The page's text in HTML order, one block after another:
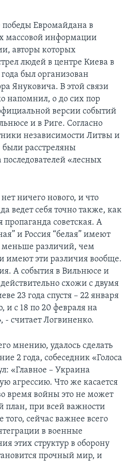
Евромайдана в
массовой информации
авторы которых
людей в центре Киева в
был организован
Януковича. В этой связи
напомнил, о до сих пор
версии событий
и в Риге. Согласно
независимости Литвы и
расстреляны
«лесных
ничего нового, и что
ведет себя точно также, как
пропаганда советская. А
и Россия “белая” имеют
меньше различий, чем
имеют эти различия вообще.
А события в Вильнюсе и
схожи с двумя
23 года спустя – 22 января
и с 18 по 20 февраля на
- считает Логвиненко.
мнению, удалось сделать
2 года, собеседник «Голоса
«Главное – Украина
агрессию. Что же касается
время войны это не может
план, при всей важности
того, сейчас важнее всего
в военные
этих структур в оборону
прочный мир, и